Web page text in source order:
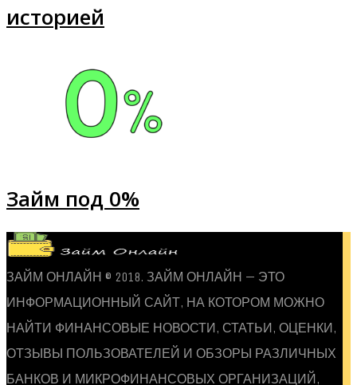
историей
Займ под 0%
ЗАЙМ ОНЛАЙН © 2018. ЗАЙМ ОНЛАЙН — ЭТО
ИНФОРМАЦИОННЫЙ САЙТ, НА КОТОРОМ МОЖНО
НАЙТИ ФИНАНСОВЫЕ НОВОСТИ, СТАТЬИ, ОЦЕНКИ,
ОТЗЫВЫ ПОЛЬЗОВАТЕЛЕЙ И ОБЗОРЫ РАЗЛИЧНЫХ
БАНКОВ И МИКРОФИНАНСОВЫХ ОРГАНИЗАЦИЙ,